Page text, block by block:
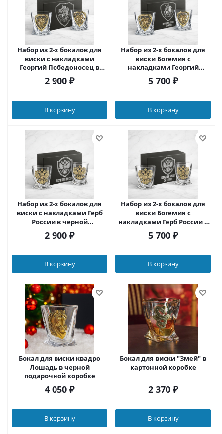
Набор из 2-х бокалов для
виски с накладками
Георгий Победоносец в
черной подарочной
коробке с печатью Святой
2 900 ₽
В корзину
Набор из 2-х бокалов для
виски Богемия с
накладками Георгий
Победоносец в черной
подарочной коробке с
слово за нами
5 700 ₽
В корзину
Набор из 2-х бокалов для
виски с накладками Герб
России в черной
подарочной коробке с
печатью Герб Великая
2 900 ₽
В корзину
Набор из 2-х бокалов для
виски Богемия с
накладками Герб России в
черной подарочной
коробке с печатью Герб
5 700 ₽
В корзину
Бокал для виски квадро
Лошадь в черной
подарочной коробке
4 050 ₽
В корзину
Бокал для виски "Змей" в
картонной коробке
2 370 ₽
В корзину